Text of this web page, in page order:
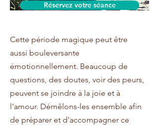
Réservez votre séance
Cette période magique peut être
aussi bouleversante
émotionnellement. Beaucoup de
questions, des doutes, voir des peurs,
peuvent se joindre à la joie et à
l'amour. Démêlons-les ensemble afin
de préparer et d'accompagner ce